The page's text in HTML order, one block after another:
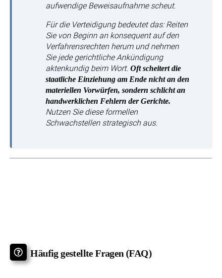
aufwendige Beweisaufnahme scheut.
Für die Verteidigung bedeutet das: Reiten
Sie von Beginn an konsequent auf den
Verfahrensrechten herum und nehmen
Sie jede gerichtliche Ankündigung
aktenkundig beim Wort. Oft scheitert die
staatliche Einziehung am Ende nicht an den
materiellen Vorwürfen, sondern schlicht an
handwerklichen Fehlern der Gerichte.
Nutzen Sie diese formellen
Schwachstellen strategisch aus.
Häufig gestellte Fragen (FAQ)